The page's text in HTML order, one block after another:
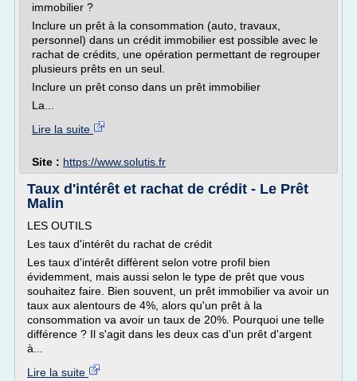
immobilier ?
Inclure un prêt à la consommation (auto, travaux,
personnel) dans un crédit immobilier est possible avec le
rachat de crédits, une opération permettant de regrouper
plusieurs prêts en un seul.
Inclure un prêt conso dans un prêt immobilier
La...
Lire la suite
Site : https://www.solutis.fr
Taux d'intérêt et rachat de crédit - Le Prêt
Malin
LES OUTILS
Les taux d'intérêt du rachat de crédit
Les taux d'intérêt diffèrent selon votre profil bien
évidemment, mais aussi selon le type de prêt que vous
souhaitez faire. Bien souvent, un prêt immobilier va avoir un
taux aux alentours de 4%, alors qu'un prêt à la
consommation va avoir un taux de 20%. Pourquoi une telle
différence ? Il s'agit dans les deux cas d'un prêt d'argent
à...
Lire la suite